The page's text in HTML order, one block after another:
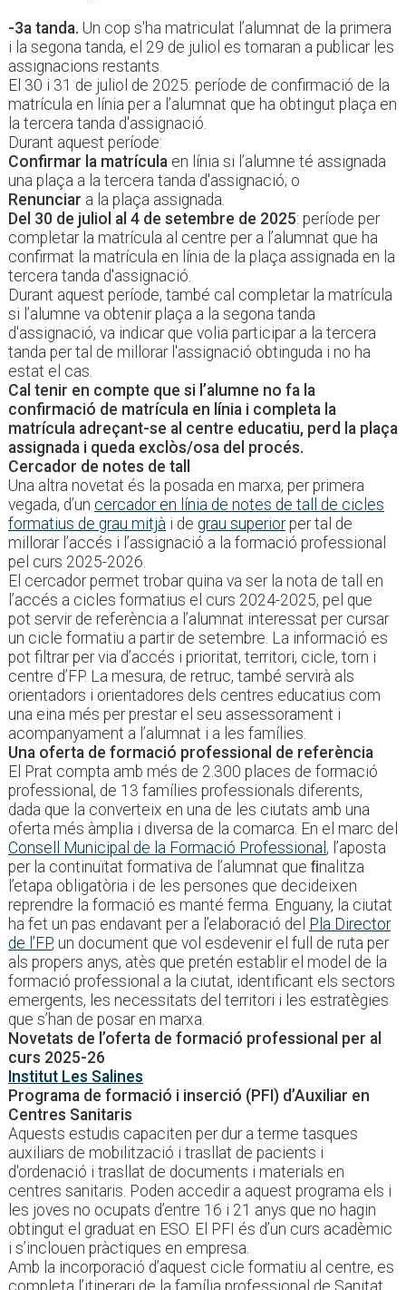
-3a tanda. Un cop s'ha matriculat l’alumnat de la primera
i la segona tanda, el 29 de juliol es tornaran a publicar les
assignacions restants.
El 30 i 31 de juliol de 2025: període de confirmació de la
matrícula en línia per a l’alumnat que ha obtingut plaça en
la tercera tanda d'assignació.
Durant aquest període:
Confirmar la matrículaen línia si l’alumne té assignada
una plaça a la tercera tanda d'assignació; o
Renunciar a la plaça assignada.
Del 30 de juliol al 4 de setembre de 2025: període per
completar la matrícula al centre per a l’alumnat que ha
confirmat la matrícula en línia de la plaça assignada en la
tercera tanda d'assignació.
Durant aquest període, també cal completar la matrícula
si l’alumne va obtenir plaça a la segona tanda
d'assignació, va indicar que volia participar a la tercera
tanda per tal de millorar l'assignació obtinguda i no ha
estat el cas.
Cal tenir en compte que si l’alumne no fa la
confirmació de matrícula en línia i completa la
matrícula adreçant-se al centre educatiu, perd la plaça
assignada i queda exclòs/osa del procés.
Cercador de notes de tall
Una altra novetat és la posada en marxa, per primera
vegada, d’un cercador en línia de notes de tall de cicles
formatius de grau mitjà i de grau superiorper tal de
millorar l’accés i l’assignació a la formació professional
pel curs 2025-2026.
El cercador permet trobar quina va ser la nota de tall en
l’accés a cicles formatius el curs 2024-2025, pel que
pot servir de referència a l’alumnat interessat per cursar
un cicle formatiu a partir de setembre. La informació es
pot filtrar per via d’accés i prioritat, territori, cicle, torn i
centre d’FP. La mesura, de retruc, també servirà als
orientadors i orientadores dels centres educatius com
una eina més per prestar el seu assessorament i
acompanyament a l’alumnat i a les famílies.
Una oferta de formació professional de referència
El Prat compta amb més de 2.300 places de formació
professional, de 13 famílies professionals diferents,
dada que la converteix en una de les ciutats amb una
oferta més àmplia i diversa de la comarca. En el marc del
Consell Municipal de la Formació Professional , l’aposta
per la continuïtat formativa de l’alumnat que ﬁnalitza
l’etapa obligatòria i de les persones que decideixen
reprendre la formació es manté ferma. Enguany, la ciutat
ha fet un pas endavant per a l’elaboració del Pla Director
de l’FP, un document que vol esdevenir el full de ruta per
als propers anys, atès que pretén establir el model de la
formació professional a la ciutat, identificant els sectors
emergents, les necessitats del territori i les estratègies
que s’han de posar en marxa.
Novetats de l’oferta de formació professional per al
curs 2025-26
Institut Les Salines
Programa de formació i inserció (PFI) d’Auxiliar en
Centres Sanitaris
Aquests estudis capaciten per dur a terme tasques
auxiliars de mobilització i trasllat de pacients i
d'ordenació i trasllat de documents i materials en
centres sanitaris. Poden accedir a aquest programa els i
les joves no ocupats d’entre 16 i 21 anys que no hagin
obtingut el graduat en ESO. El PFI és d’un curs acadèmic
i s’inclouen pràctiques en empresa.
Amb la incorporació d’aquest cicle formatiu al centre, es
completa l’itinerari de la família professional de Sanitat